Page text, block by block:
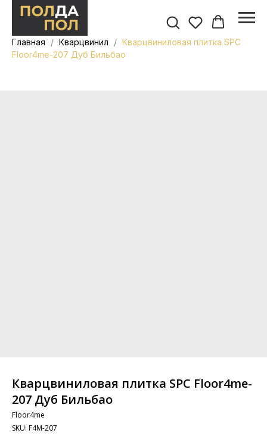
Главная Кварцвинил
Кварцвиниловая плитка SPC
Floor4me-207 Дуб Бильбао
Кварцвиниловая плитка SPC Floor4me-
207 Дуб Бильбао
Floor4me
SKU: F4M-207